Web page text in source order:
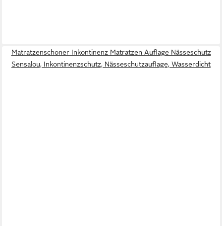
Matratzenschoner Inkontinenz Matratzen Auflage Nässeschutz
Sensalou, Inkontinenzschutz, Nässeschutzauflage, Wasserdicht